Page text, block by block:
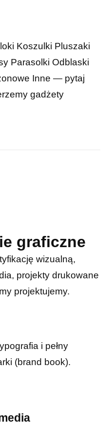
Koszulki Pluszaki
Parasolki Odblaski
Inne — pytaj
gadżety
graficzne
wizualną,
projekty drukowane
projektujemy.
i pełny
(brand book).